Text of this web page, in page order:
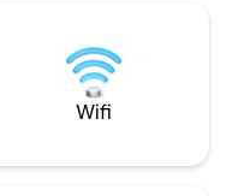
10
Wifi